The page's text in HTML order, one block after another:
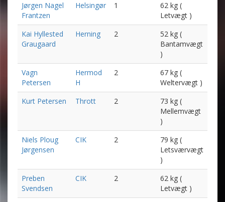
Jørgen Nagel
Frantzen
Helsingør 1
62 kg (
Letvægt )
Kai Hyllested
Graugaard
Herning 2
52 kg (
Bantamvægt
)
Vagn
Petersen
Hermod
H
2
67 kg (
Weltervægt )
Kurt Petersen
Thrott 2
73 kg (
Mellemvægt
)
Niels Ploug
Jørgensen
CIK 2
79 kg (
Letsværvægt
)
Preben
Svendsen
CIK 2
62 kg (
Letvægt )